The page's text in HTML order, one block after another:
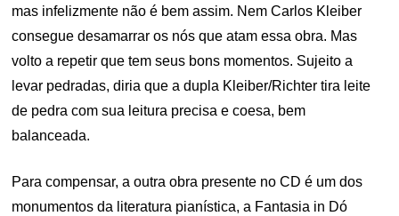
mas infelizmente não é bem assim. Nem Carlos Kleiber
consegue desamarrar os nós que atam essa obra. Mas
volto a repetir que tem seus bons momentos. Sujeito a
levar pedradas, diria que a dupla Kleiber/Richter tira leite
de pedra com sua leitura precisa e coesa, bem
balanceada.
Para compensar, a outra obra presente no CD é um dos
monumentos da literatura pianística, a Fantasia in Dó